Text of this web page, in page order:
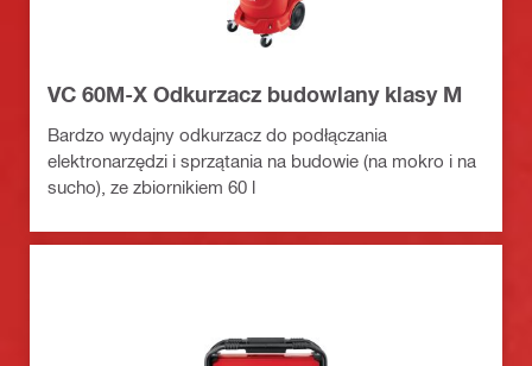
VC 60M-X Odkurzacz budowlany klasy M
Bardzo wydajny odkurzacz do podłączania
elektronarzędzi i sprzątania na budowie (na mokro i na
sucho), ze zbiornikiem 60 l